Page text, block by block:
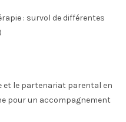
: survol de différentes
et le partenariat parental en
pour un accompagnement